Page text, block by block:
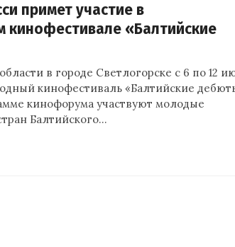
примет участие в
«Балтийские
в городе Светлогорске с 6 по 12
кинофестиваль «Балтийские
кинофорума участвуют молодые
Балтийского…